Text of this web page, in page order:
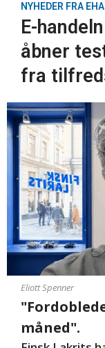
NYHEDER FRA
E-
åbner
fra
Eliott Spenner
måned".